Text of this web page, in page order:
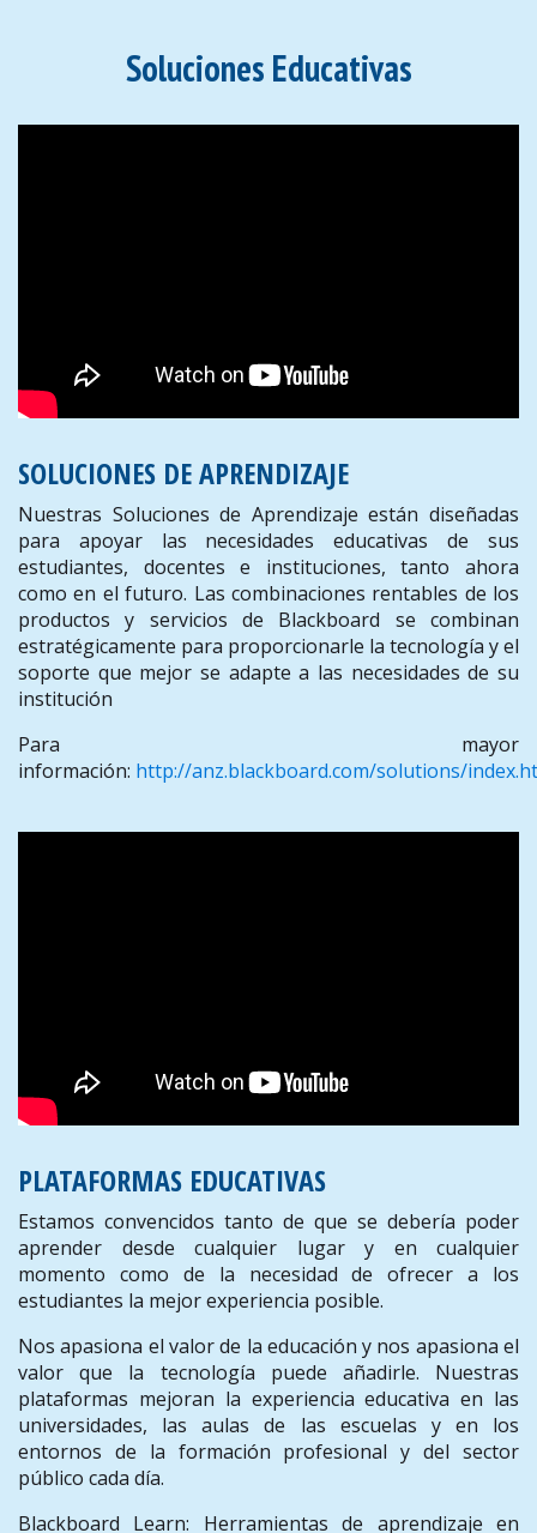
Soluciones Educativas
SOLUCIONES DE APRENDIZAJE
Nuestras Soluciones de Aprendizaje están diseñadas
para apoyar las necesidades educativas de sus
estudiantes, docentes e instituciones, tanto ahora
como en el futuro. Las combinaciones rentables de los
productos y servicios de Blackboard se combinan
estratégicamente para proporcionarle la tecnología y el
soporte que mejor se adapte a las necesidades de su
institución
Para mayor
información: http://anz.blackboard.com/solutions/
PLATAFORMAS EDUCATIVAS
Estamos convencidos tanto de que se debería poder
aprender desde cualquier lugar y en cualquier
momento como de la necesidad de ofrecer a los
estudiantes la mejor experiencia posible.
Nos apasiona el valor de la educación y nos apasiona el
valor que la tecnología puede añadirle. Nuestras
plataformas mejoran la experiencia educativa en las
universidades, las aulas de las escuelas y en los
entornos de la formación profesional y del sector
público cada día.
Blackboard Learn: Herramientas de aprendizaje en